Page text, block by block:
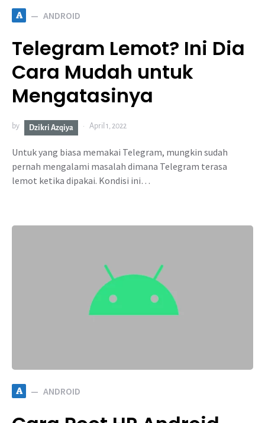
A ANDROID
Telegram Lemot? Ini Dia
Cara Mudah untuk
Mengatasinya
by Dzikri Azqiya April 1, 2022
Untuk yang biasa memakai Telegram, mungkin sudah
pernah mengalami masalah dimana Telegram terasa
lemot ketika dipakai. Kondisi ini…
A ANDROID